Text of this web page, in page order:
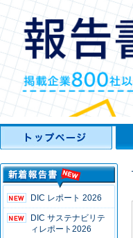
DIC レポート 2026
DIC サステナビリテ
ィレポート2026